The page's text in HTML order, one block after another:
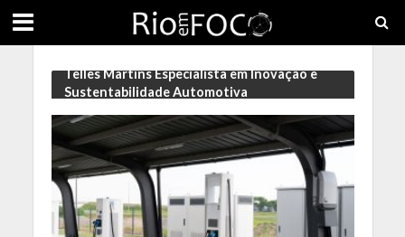
Telles Martins Especialista em Inovação e
Sustentabilidade Automotiva